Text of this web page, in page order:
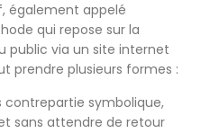
également appelé
qui repose sur la
public via un site internet
prendre plusieurs formes :
contrepartie symbolique,
sans attendre de retour